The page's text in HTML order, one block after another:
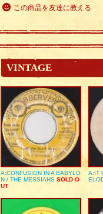
この商品を友達に教える
VINTAGE
A:CONFUSION IN A BABYLO
N / THE MESSIAHS SOLD O
UT
A:IT